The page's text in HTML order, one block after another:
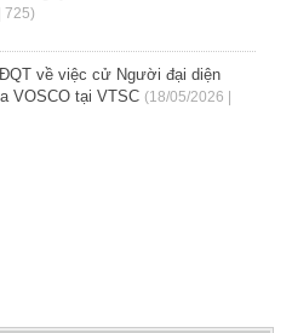
725)
về việc cử Người đại diện
VOSCO tại VTSC (18/05/2026 |